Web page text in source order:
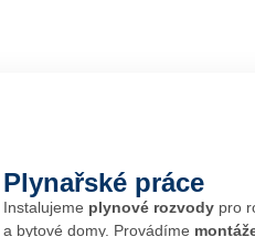
Plynařské práce
Instalujeme plynové rozvody pro
a bytové domy. Provádíme